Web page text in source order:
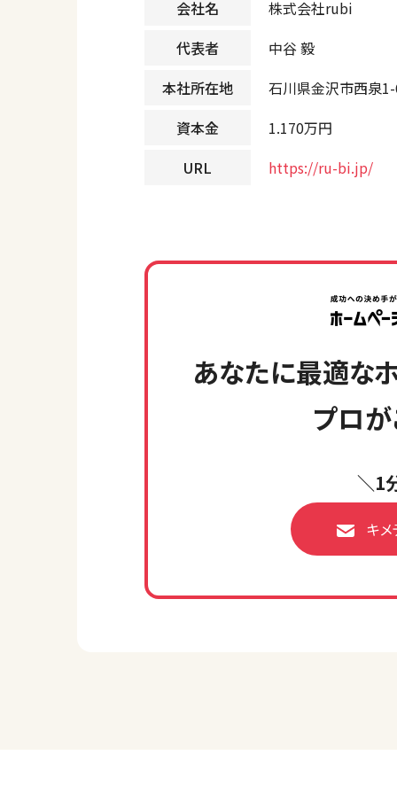
会社名
株式会社rubi
代表者
中谷 毅
本社所在地
石川県金沢市西泉1-
資本金
1.170万円
URL
https://ru-bi.jp/
あなたに最適な
プロが
＼1
キ